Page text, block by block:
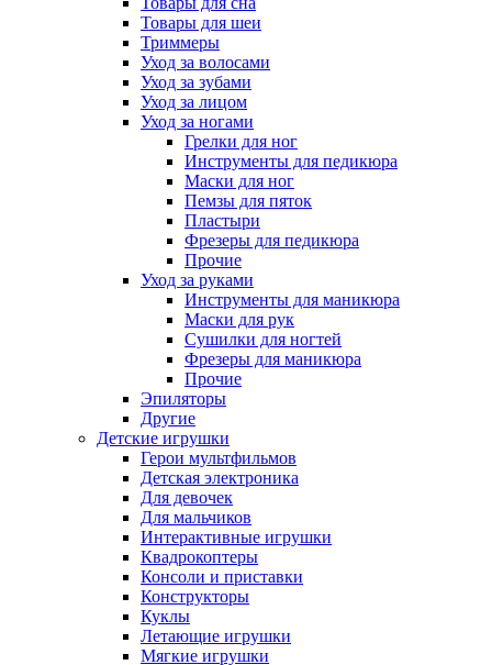
Товары для шеи
Триммеры
Уход за волосами
Уход за зубами
Уход за лицом
Уход за ногами
Грелки для ног
Инструменты для педикюра
Маски для ног
Пемзы для пяток
Пластыри
Фрезеры для педикюра
Прочие
Уход за руками
Инструменты для маникюра
Маски для рук
Сушилки для ногтей
Фрезеры для маникюра
Прочие
Эпиляторы
Другие
Детские игрушки
Герои мультфильмов
Детская электроника
Для девочек
Для мальчиков
Интерактивные игрушки
Квадрокоптеры
Консоли и приставки
Конструкторы
Куклы
Летающие игрушки
Мягкие игрушки